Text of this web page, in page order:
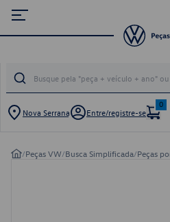
Nova Serrana Entre/registre-se
0
/Peças VW/Busca Simplificada/Peças